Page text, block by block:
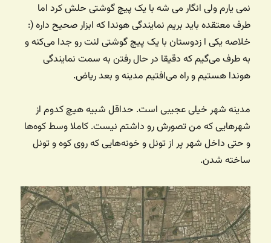
نمی یارم ولی انگار می شه با یک پیچ گوشتی حلش کرد اما
طرف معتقده باید بریم نمایندگی هوندا که ابزار صحیح داره (:
خلاصه یکی ا زدوستان با یک پیچ گوشتی لنت رو جدا می‌کنه و
به طرف می‌گیم که دقیقا در حال رفتن به سمت نمایندگی
هوندا هستیم و راه می‌افتیم مدینه و بعد ریاض.
مدینه شهر خیلی عجیبی است. حداقل شبیه هیچ کدوم از
شهرهایی که من تصورش رو داشتم نیست. کاملا وسط کوه‌ها
و حتی داخل شهر پر از تونل و خونه‌هایی که روی کوه و تونل
ساخته شدن.